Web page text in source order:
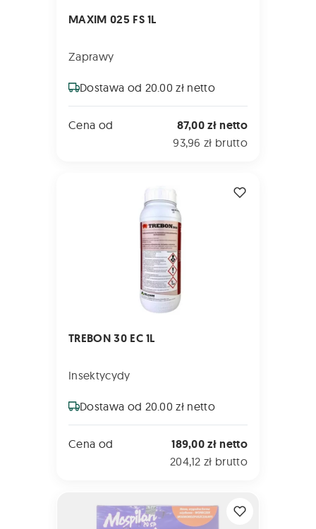
MAXIM 025 FS 1L
Zaprawy
Dostawa od 20.00 zł netto
Cena od 87,00 zł netto
93,96 zł brutto
TREBON 30 EC 1L
Insektycydy
Dostawa od 20.00 zł netto
Cena od 189,00 zł netto
204,12 zł brutto